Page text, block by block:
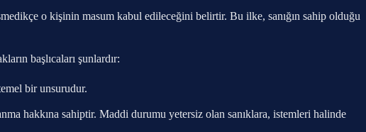
o kişinin masum kabul edileceğini belirtir. Bu ilke, sanığın sahip olduğu
başlıcaları şunlardır:
bir unsurudur.
hakkına sahiptir. Maddi durumu yetersiz olan sanıklara, istemleri halinde